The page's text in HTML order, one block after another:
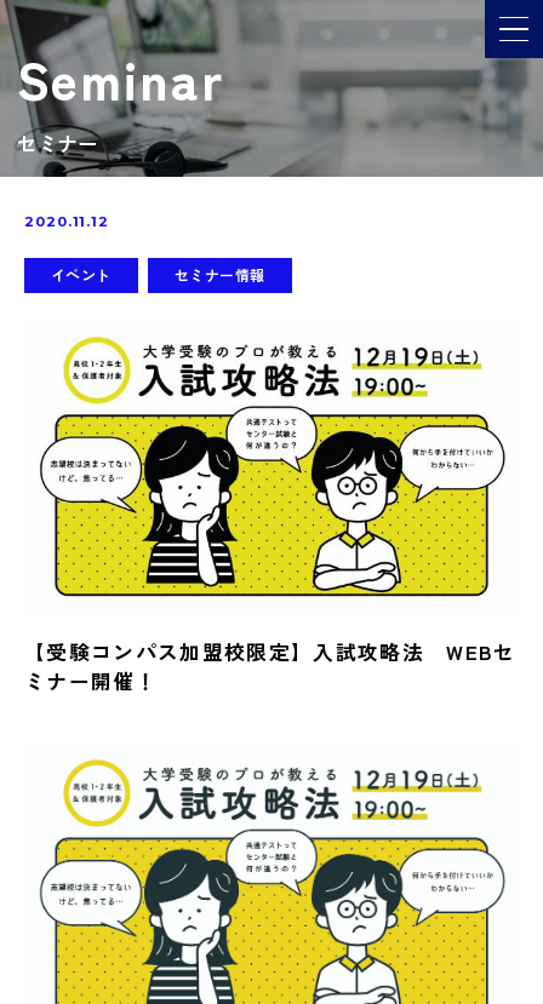
メ
Seminar
セミナー
2020.11.12
イベント セミナー情報
【受験コンパス加盟校限定】入試攻略法 WEBセ
ミナー開催！